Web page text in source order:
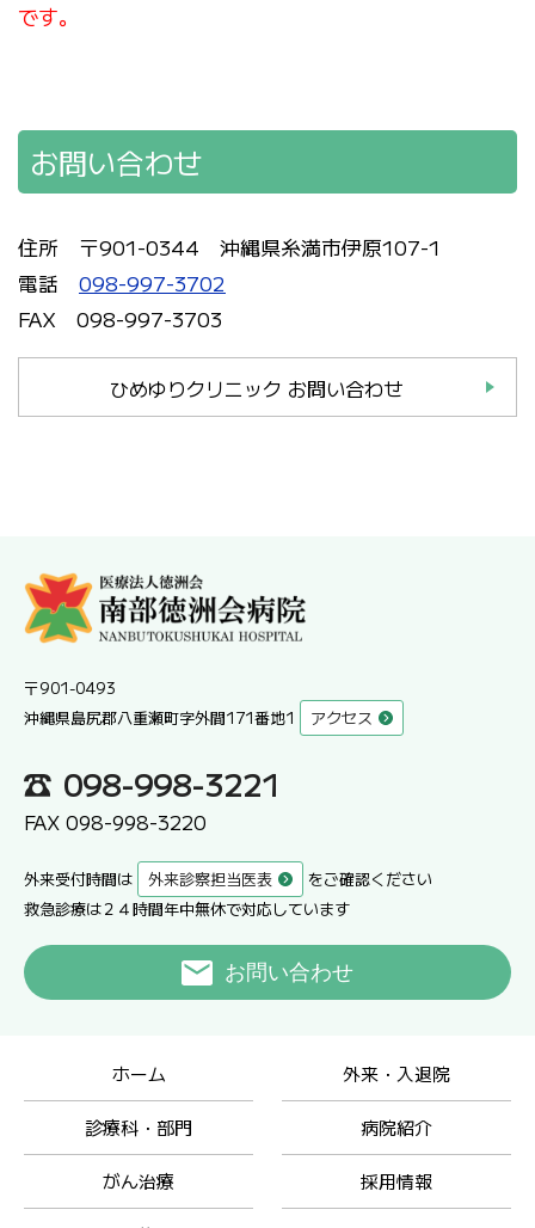
です。
お問い合わせ
住所 〒901-0344 沖縄県糸満市伊原107-1
電話 098-997-3702
FAX 098-997-3703
ひめゆりクリニック お問い合わせ
〒901-0493
沖縄県島尻郡八重瀬町字外間171番地1
アクセス
098-998-3221
FAX 098-998-3220
外来受付時間は 外来診察担当医表
をご確認ください
救急診療は２４時間年中無休で対応しています
お問い合わせ
ホーム 外来・入退院
診療科・部門 病院紹介
がん治療 採用情報